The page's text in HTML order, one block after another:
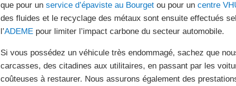
que pour un service d’épaviste au Bourgetou pour un centre
des fluides et le recyclage des métaux sont ensuite effectués
l’ADEMEpour limiter l’impact carbone du secteur automobile.
Si vous possédez un véhicule très endommagé, sachez que
carcasses, des citadines aux utilitaires, en passant par les
coûteuses à restaurer. Nous assurons également des